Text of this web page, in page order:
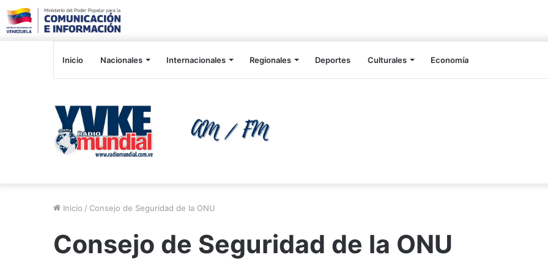
Inicio Nacionales Internacionales Regionales Deportes Culturales Economía
Inicio / Consejo de Seguridad de la ONU
Consejo de Seguridad de la ONU